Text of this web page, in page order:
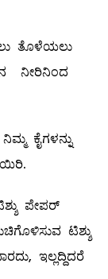
ತೊಳೆಯಲು
ನೀರಿನಿಂದ
ಕೈಗಳನ್ನು
ಪೇಪರ್‌
ಟಿಶ್ಶು
ಇಲ್ಲದ್ದಿದರೆ